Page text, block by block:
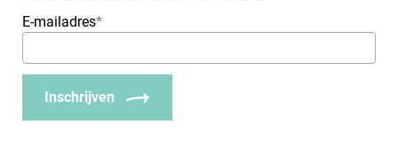
E-mailadres*
Inschrijven